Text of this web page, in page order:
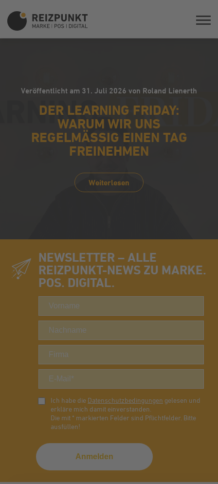
Veröffentlicht am 31. Juli 2026 von Roland Lienerth
DER LEARNING FRIDAY:
WARUM WIR UNS
REGELMÄSSIG EINEN TAG F
REINEHMEN
Weiterlesen
NEWSLETTER – ALLE
REIZPUNKT-NEWS ZU MARKE.
POS. DIGITAL.
Ich habe die Datenschutzbedingungen gelesen und
erkläre mich damit einverstanden.
Die mit * markierten Felder sind Pflichtfelder. Bitte
ausfüllen!